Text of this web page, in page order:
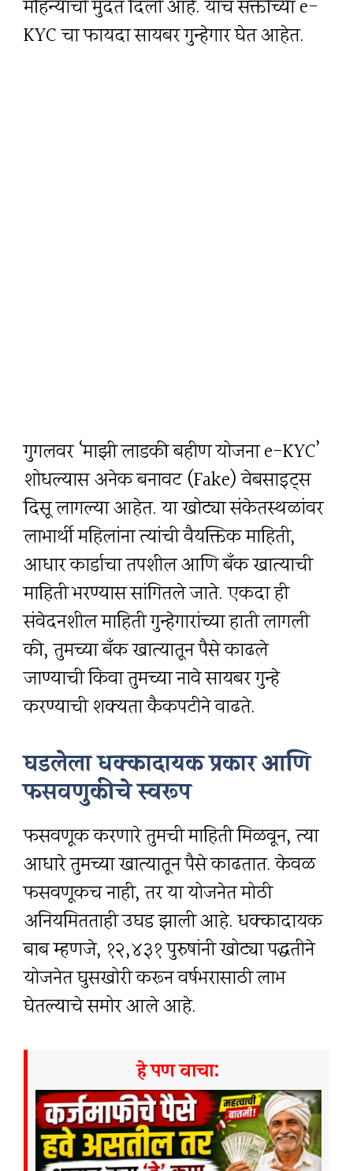
महिन्यांची मुदत दिली आहे. याच सक्तीच्या e-
KYC चा फायदा सायबर गुन्हेगार घेत आहेत.
गुगलवर ‘माझी लाडकी बहीण योजना e-KYC’
शोधल्यास अनेक बनावट (Fake) वेबसाइट्स
दिसू लागल्या आहेत. या खोट्या संकेतस्थळांवर
लाभार्थी महिलांना त्यांची वैयक्तिक माहिती,
आधार कार्डाचा तपशील आणि बँक खात्याची
माहिती भरण्यास सांगितले जाते. एकदा ही
संवेदनशील माहिती गुन्हेगारांच्या हाती लागली
की, तुमच्या बँक खात्यातून पैसे काढले
जाण्याची किंवा तुमच्या नावे सायबर गुन्हे
करण्याची शक्यता कैकपटीने वाढते.
घडलेला धक्कादायक प्रकार आणि
फसवणुकीचे स्वरूप
फसवणूक करणारे तुमची माहिती मिळवून, त्या
आधारे तुमच्या खात्यातून पैसे काढतात. केवळ
फसवणूकच नाही, तर या योजनेत मोठी
अनियमितताही उघड झाली आहे. धक्कादायक
बाब म्हणजे, १२,४३१ पुरुषांनी खोट्या पद्धतीने
योजनेत घुसखोरी करून वर्षभरासाठी लाभ
घेतल्याचे समोर आले आहे.
हे पण वाचा: